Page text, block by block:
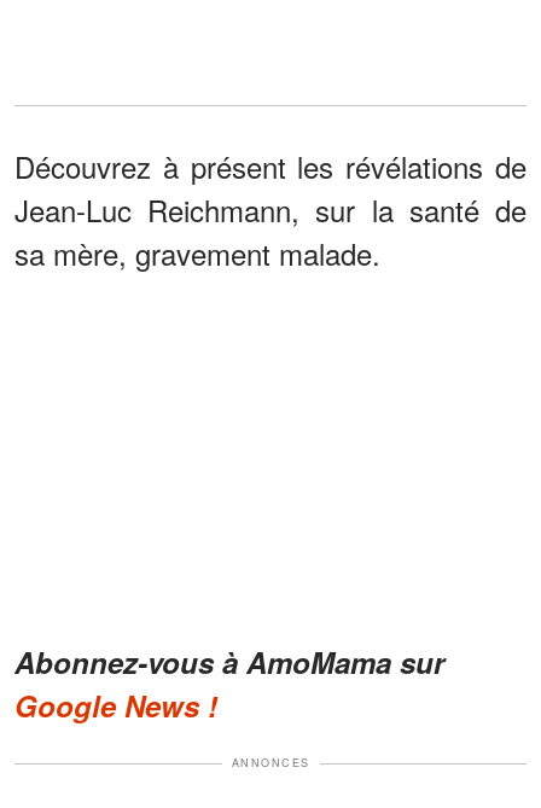
Découvrez à présent les révélations de
Jean-Luc Reichmann, sur la santé de
sa mère, gravement malade.
Abonnez-vous à AmoMama sur
Google News !
ANNONCES